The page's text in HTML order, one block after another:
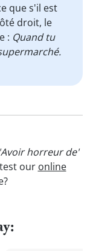
que s'il est
droit, le
: Quand tu
'Avoir horreur de'
our online